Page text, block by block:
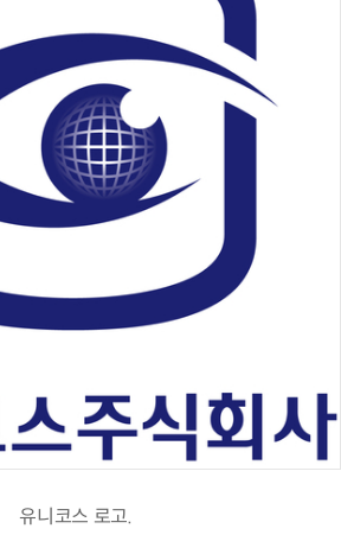
유니코스 로고.